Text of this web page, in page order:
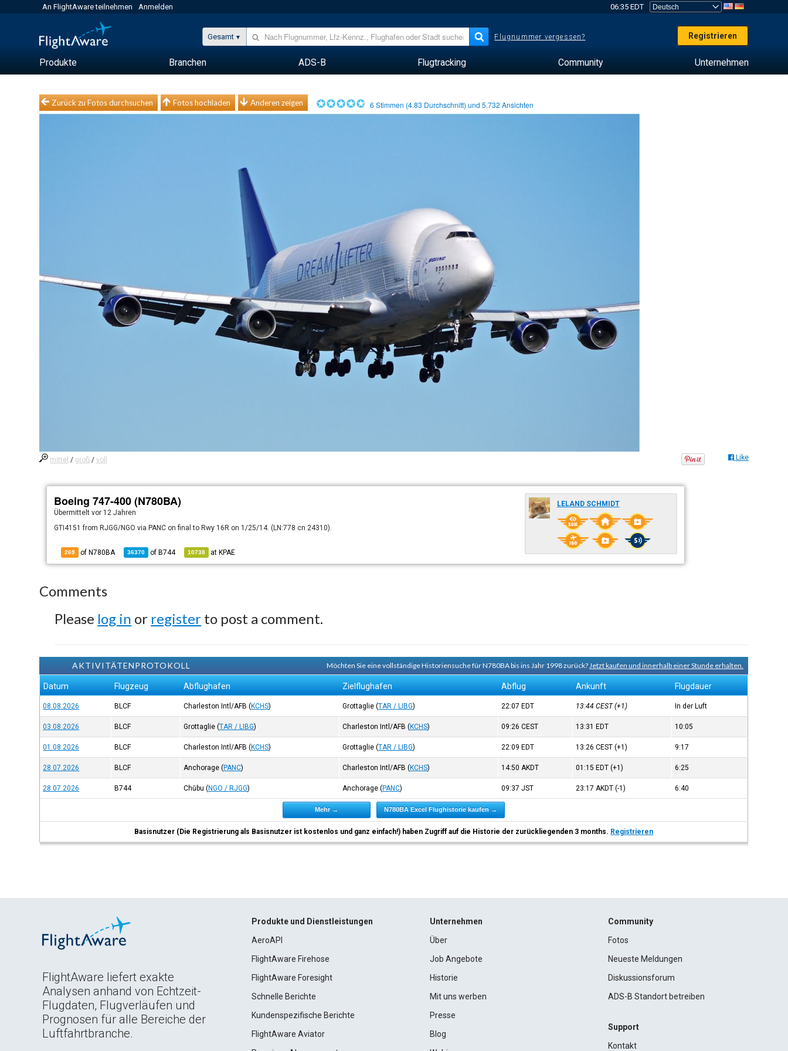
An FlightAware teilnehmen Anmelden 06:35 EDT
Gesamt Flugnummer vergessen? Registrieren
Produkte Branchen ADS-B Flugtracking Community Unternehmen
Zurück zu Fotos durchsuchen Fotos hochladen Anderen zeigen 6 Stimmen (4.83 Durchschnitt) und5.732 Ansichten
mittel / groß /voll Like
Boeing 747-400 (N780BA)
Übermitteltvor 12 Jahren
GTI4151 from RJGG/NGO via PANC on final to Rwy 16R on 1/25/14. (LN:778 cn 24310).
269 of N780BA 36370 of B744 10738 at KPAE
LELAND SCHMIDT
Comments
Please log in or register to post a comment.
AKTIVITÄTENPROTOKOLL Möchten Sie eine vollständige Historiensuche für N780BA bis ins Jahr 1998 zurück?Jetzt kaufen und innerhalb einer Stunde erhalten.
Datum Flugzeug Abflughafen Zielflughafen Abflug Ankunft Flugdauer
08.08.2026 BLCF Charleston Intl/AFB (KCHS) Grottaglie (TAR / LIBG) 22:07 EDT 13:44CEST(+1) In der Luft
03.08.2026 BLCF Grottaglie (TAR / LIBG) Charleston Intl/AFB (KCHS) 09:26CEST 13:31 EDT 10:05
01.08.2026 BLCF Charleston Intl/AFB (KCHS) Grottaglie (TAR / LIBG) 22:09 EDT 13:26CEST (+1) 9:17
28.07.2026 BLCF Anchorage (PANC) Charleston Intl/AFB (KCHS) 14:50AKDT 01:15 EDT (+1) 6:25
28.07.2026 B744 Chūbu (NGO / RJGG) Anchorage (PANC) 09:37JST 23:17AKDT (-1) 6:40
Mehr → N780BA Excel Flughistorie kaufen →
Basisnutzer (Die Registrierung als Basisnutzer ist kostenlos und ganz einfach!) haben Zugriff auf die Historie der zurückliegenden 3 months. Registrieren
FlightAware liefert exakte
Analysen anhand von Echtzeit-
Flugdaten, Flugverläufen und
Prognosen für alle Bereiche der
Luftfahrtbranche.
Produkte und Dienstleistungen
AeroAPI
FlightAware Firehose
FlightAware Foresight
Schnelle Berichte
Kundenspezifische Berichte
FlightAware Aviator
Unternehmen
Über
Job Angebote
Historie
Mit uns werben
Presse
Blog
Community
Fotos
Neueste Meldungen
Diskussionsforum
ADS-B Standort betreiben
Support
Kontakt